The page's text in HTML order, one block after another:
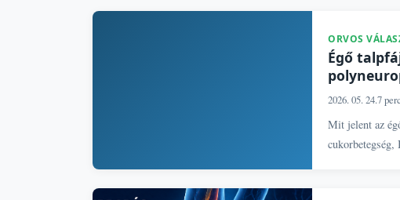
ORVOS
Égő
2026. 05. 24.7 perc
Mit jelent az